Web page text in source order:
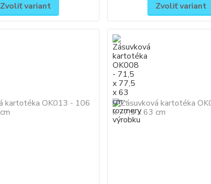
Zvoliť variant Zvoliť variant